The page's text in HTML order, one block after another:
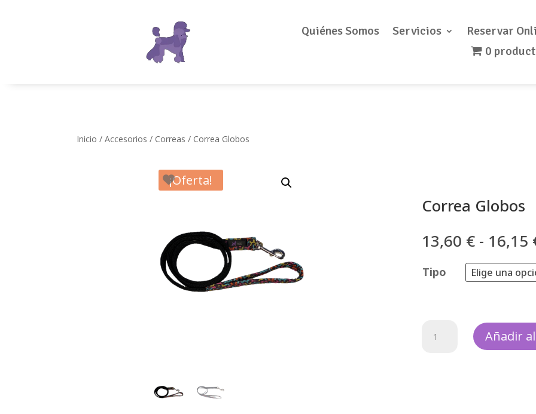
Quiénes Somos Servicios Reservar
0
Inicio / Accesorios / Correas / Correa Globos
¡Oferta!
Correa Globos
13,60 € - 16,15
Tipo
Globos
Añadir